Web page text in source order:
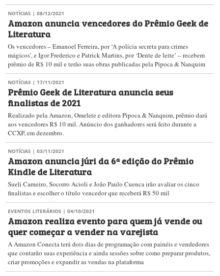
NOTÍCIAS | 08/12/2021
Amazon anuncia vencedores do Prêmio Geek de
Literatura
Os vencedores – Emanoel Ferreira, por ‘A polícia secreta para crimes
mágicos’, e Igor Frederico e Patrick Martins, por ‘Dente de leite’ – recebem
prêmio de R$ 10 mil e terão suas obras publicadas pela Pipoca & Nanquim
NOTÍCIAS | 17/11/2021
Prêmio Geek de Literatura anuncia seus
finalistas de 2021
Realizado pela Amazon, Omelete e editora Pipoca & Nanquim, prêmio dará
aos vencedores R$ 10 mil. Anúncio dos ganhadores será feito durante a
CCXP, em dezembro.
NOTÍCIAS | 03/11/2021
Amazon anuncia júri da 6ª edição do Prêmio
Kindle de Literatura
Sueli Carneiro, Socorro Acioli e João Paulo Cuenca irão avaliar os cinco
finalistas e escolher o título vencedor que receberá R$ 50 mil
EVENTOS LITERÁRIOS | 04/10/2021
Amazon realiza evento para quem já vende ou
quer começar a vender na varejista
A Amazon Conecta terá dois dias de programação com painéis e vendedores
que contarão suas experiência e ainda sessões sobre como preparar produtos,
criar promoções e expandir as vendas na plataforma